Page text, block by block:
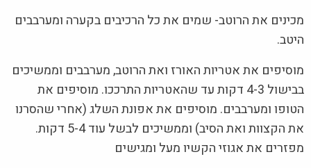
מכינים את הרוטב- שמים את כל הרכיבים בקערה ומערבבים
היטב.
מוסיפים את אטריות האורז ואת הרוטב, מערבבים וממשיכים
בבישול 4-3 דקות עד שהאטריות התרככו. מוסיפים את
הטופו ומערבבים. מוסיפים את אפונת השלג (אחרי שהסרנו
את הקצוות ואת הסיב) וממשיכים לבשל עוד 5-4 דקות.
מפזרים את אגוזי הקשיו מעל ומגישים